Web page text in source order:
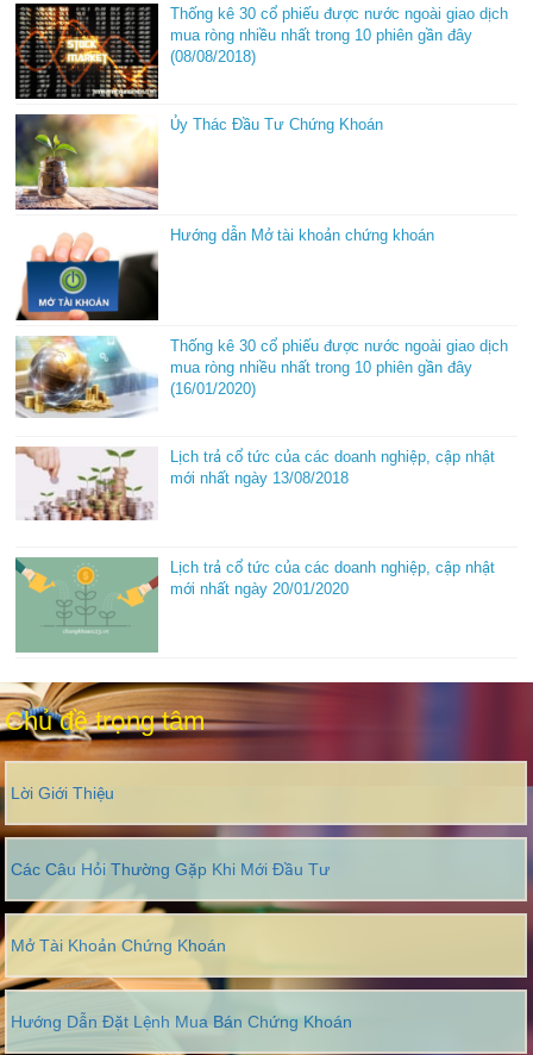
Thống kê 30 cổ phiếu được nước ngoài giao dịch
mua ròng nhiều nhất trong 10 phiên gần đây
(08/08/2018)
Ủy Thác Đầu Tư Chứng Khoán
Hướng dẫn Mở tài khoản chứng khoán
Thống kê 30 cổ phiếu được nước ngoài giao dịch
mua ròng nhiều nhất trong 10 phiên gần đây
(16/01/2020)
Lịch trả cổ tức của các doanh nghiệp, cập nhật
mới nhất ngày 13/08/2018
Lịch trả cổ tức của các doanh nghiệp, cập nhật
mới nhất ngày 20/01/2020
Chủ đề trọng tâm
Lời Giới Thiệu
Các Câu Hỏi Thường Gặp Khi Mới Đầu Tư
Mở Tài Khoản Chứng Khoán
Hướng Dẫn Đặt Lệnh Mua Bán Chứng Khoán